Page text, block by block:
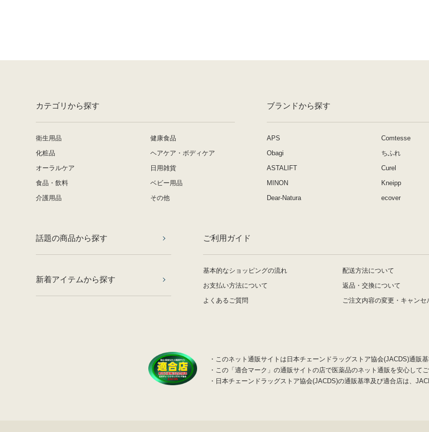
カテゴリから探す
衛生用品
健康食品
化粧品
ヘアケア・ボディケア
オーラルケア
日用雑貨
食品・飲料
ベビー用品
介護用品
その他
ブランドから探す
APS
Comtesse
Obagi
ちふれ
ASTALIFT
Curel
MINON
Kneipp
Dear-Natura
ecover
話題の商品から探す
新着アイテムから探す
ご利用ガイド
基本的なショッピングの流れ
配送方法について
お支払い方法について
返品・交換について
よくあるご質問
ご注文内容の変更・キャンセ
・このネット通販サイトは日本チェーンドラッグストア協会(JACDS)通販基
・この「適合マーク」の通販サイトの店で医薬品のネット通販を安心してご
・日本チェーンドラッグストア協会(JACDS)の通販基準及び適合店は、